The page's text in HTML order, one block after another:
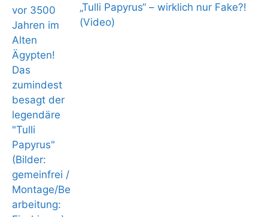
„Tulli Papyrus“ – wirklich nur Fake?!
(Video)